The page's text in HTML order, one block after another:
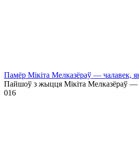
Памёр Мікіта Мелказёраў — чалавек,
Пайшоў з жыцця Мікіта Мелказёраў —
016